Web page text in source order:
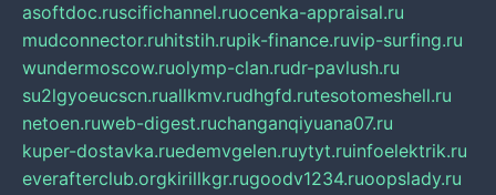
asoftdoc.ruscifichannel.ruocenka-appraisal.ru
mudconnector.ruhitstih.rupik-finance.ruvip-surfing.ru
wundermoscow.ruolymp-clan.rudr-pavlush.ru
su2lgyoeucscn.ruallkmv.rudhgfd.rutesotomeshell.ru
netoen.ruweb-digest.ruchanganqiyuana07.ru
kuper-dostavka.ruedemvgelen.ruytyt.ruinfoelektrik.ru
everafterclub.orgkirillkgr.rugoodv1234.ruoopslady.ru